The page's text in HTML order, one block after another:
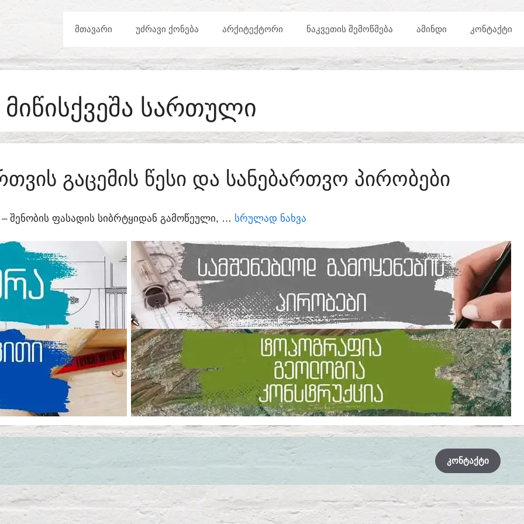
ᲛᲗᲐᲕᲐᲠᲘ ᲣᲫᲠᲐᲕᲘ ᲥᲝᲜᲔᲑᲐ ᲐᲠᲥᲘᲢᲔᲥᲢᲝᲠᲘ ᲜᲐᲙᲕᲔᲗᲘᲡ ᲨᲔᲛᲝᲬᲛᲔᲑᲐ ᲐᲛᲘᲜᲓᲘ ᲙᲝᲜᲢᲐᲥᲢᲘ
ᲛᲘᲬᲘᲡᲥᲕᲔᲨᲐ ᲡᲐᲠᲗᲣᲚᲘ
ᲒᲐᲪᲔᲛᲘᲡ ᲬᲔᲡᲘ ᲓᲐ ᲡᲐᲜᲔᲑᲐᲠᲗᲕᲝ ᲞᲘᲠᲝᲑᲔᲑᲘ
– ᲨᲔᲜᲝᲑᲘᲡ ᲤᲐᲡᲐᲓᲘᲡ ᲡᲘᲑᲠᲢᲧᲘᲓᲐᲜ ᲒᲐᲛᲝᲬᲔᲣᲚᲘ, … ᲡᲠᲣᲚᲐᲓ ᲜᲐᲮᲕᲐ
ᲙᲝᲜᲢᲐᲥᲢᲘ